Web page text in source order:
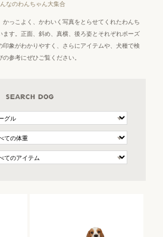
なのわんちゃん大集合
かっこよく、かわいく写真をとらせてくれたわんち
ます。正面、斜め、真横、後ろ姿とそれぞれポーズ
印象がわかりやすく、さらにアイテムや、犬種で検
参考にぜひご覧ください。